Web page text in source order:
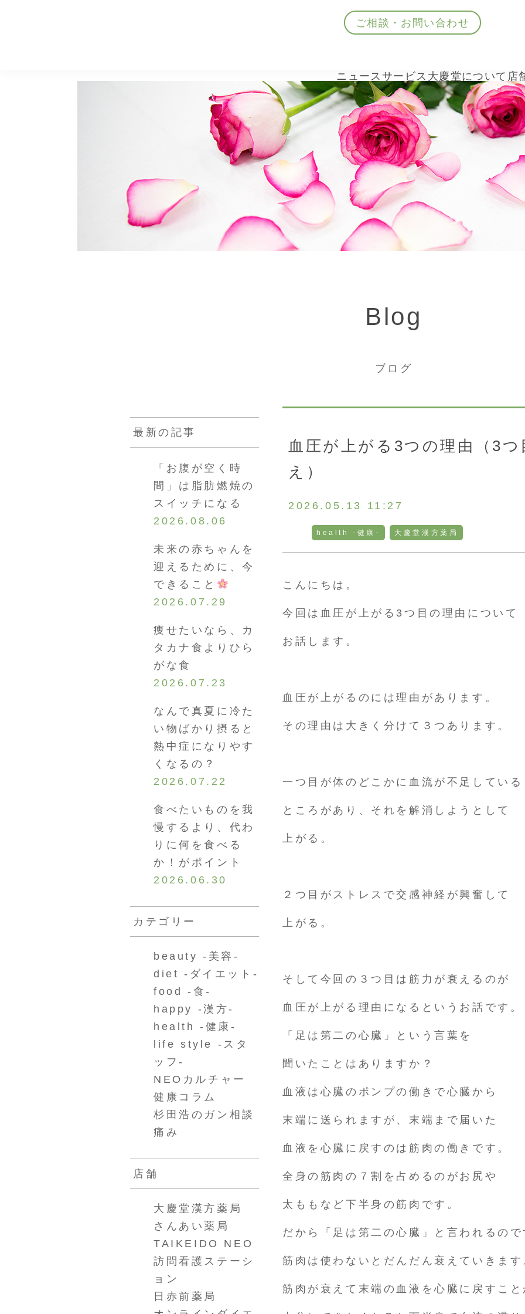
ご相談・お問い合わせ
ニュース サービス 大慶堂について 店
ニュース
サービス
大慶堂について
店舗案内
ご相談・お問い合わせ
Blog
ブログ
血圧が上がる3つの理由（3つ
え）
2026.05.13 11:27
health -健康- 大慶堂漢方薬局
こんにちは。
今回は血圧が上がる3つ目の理由について
お話します。
血圧が上がるのには理由があります。
その理由は大きく分けて３つあります。
一つ目が体のどこかに血流が不足している
ところがあり、それを解消しようとして
上がる。
２つ目がストレスで交感神経が興奮して
上がる。
そして今回の３つ目は筋力が衰えるのが
血圧が上がる理由になるというお話です。
「足は第二の心臓」という言葉を
聞いたことはありますか？
血液は心臓のポンプの働きで心臓から
末端に送られますが、末端まで届いた
血液を心臓に戻すのは筋肉の働きです。
全身の筋肉の７割を占めるのがお尻や
太ももなど下半身の筋肉です。
だから「足は第二の心臓」と言われるので
筋肉は使わないとだんだん衰えていきます
筋肉が衰えて末端の血液を心臓に戻すこと
最新の記事
「お腹が空く時
間」は脂肪燃焼の
スイッチになる
2026.08.06
未来の赤ちゃんを
迎えるために、今
できること
2026.07.29
痩せたいなら、カ
タカナ食よりひら
がな食
2026.07.23
なんで真夏に冷た
い物ばかり摂ると
熱中症になりやす
くなるの？
2026.07.22
食べたいものを我
慢するより、代わ
りに何を食べる
か！がポイント
2026.06.30
カテゴリー
beauty -美容-
diet -ダイエット-
food -食-
happy -漢方-
health -健康-
life style -スタ
ッフ-
NEOカルチャー
健康コラム
杉田浩のガン相談
痛み
店舗
大慶堂漢方薬局
さんあい薬局
TAIKEIDO NEO
訪問看護ステーシ
ョン
日赤前薬局